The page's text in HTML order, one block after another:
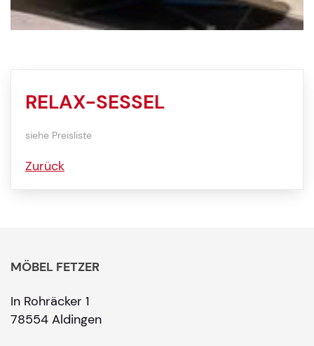
RELAX-SESSEL
siehe Preisliste
Zurück
MÖBEL FETZER
In Rohräcker 1
78554 Aldingen